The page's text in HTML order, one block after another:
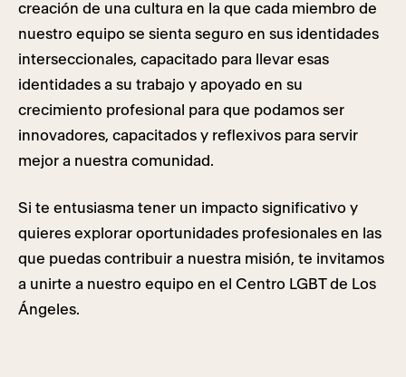
creación de una cultura en la que cada miembro de
nuestro equipo se sienta seguro en sus identidades
interseccionales, capacitado para llevar esas
identidades a su trabajo y apoyado en su
crecimiento profesional para que podamos ser
innovadores, capacitados y reflexivos para servir
mejor a nuestra comunidad.
Si te entusiasma tener un impacto significativo y
quieres explorar oportunidades profesionales en las
que puedas contribuir a nuestra misión, te invitamos
a unirte a nuestro equipo en el Centro LGBT de Los
Ángeles.